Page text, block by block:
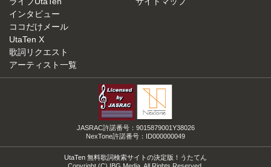
インタビュー
ココだけメール
UtaTen X
歌詞リクエスト
アーティスト一覧
JASRAC許諾番号：9015879001Y38026
NexTone許諾番号：ID000000049
UtaTen 無料歌詞検索サイトの決定版！うたてん